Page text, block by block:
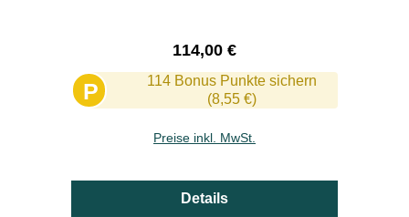
Regulärer Preis:
114,00 €
P
114 Bonus Punkte sichern
(8,55 €)
Preise inkl. MwSt.
Details